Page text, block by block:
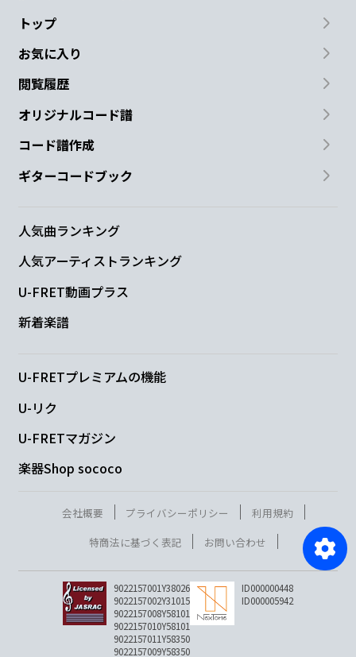
トップ
お気に入り
閲覧履歴
オリジナルコード譜
コード譜作成
ギターコードブック
人気曲ランキング
人気アーティストランキング
U-FRET動画プラス
新着楽譜
U-FRETプレミアムの機能
U-リク
U-FRETマガジン
楽器Shop sococo
会社概要 プライバシーポリシー
利用規約
特商法に基づく表記
お問い合わせ
9022157001Y38026
9022157002Y31015
9022157008Y58101
9022157010Y58101
9022157011Y58350
9022157009Y58350
ID000000448
ID000005942